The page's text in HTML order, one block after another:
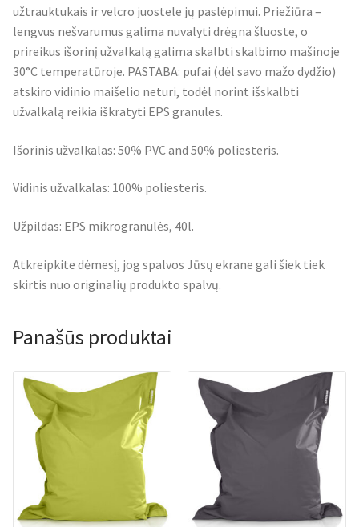
užtrauktukais ir velcro juostele jų paslėpimui. Priežiūra –
lengvus nešvarumus galima nuvalyti drėgna šluoste, o
prireikus išorinį užvalkalą galima skalbti skalbimo mašinoje
30°C temperatūroje. PASTABA: pufai (dėl savo mažo dydžio)
atskiro vidinio maišelio neturi, todėl norint išskalbti
užvalkalą reikia iškratyti EPS granules.
Išorinis užvalkalas: 50% PVC and 50% poliesteris.
Vidinis užvalkalas: 100% poliesteris.
Užpildas: EPS mikrogranulės, 40l.
Atkreipkite dėmesį, jog spalvos Jūsų ekrane gali šiek tiek
skirtis nuo originalių produkto spalvų.
Panašūs produktai